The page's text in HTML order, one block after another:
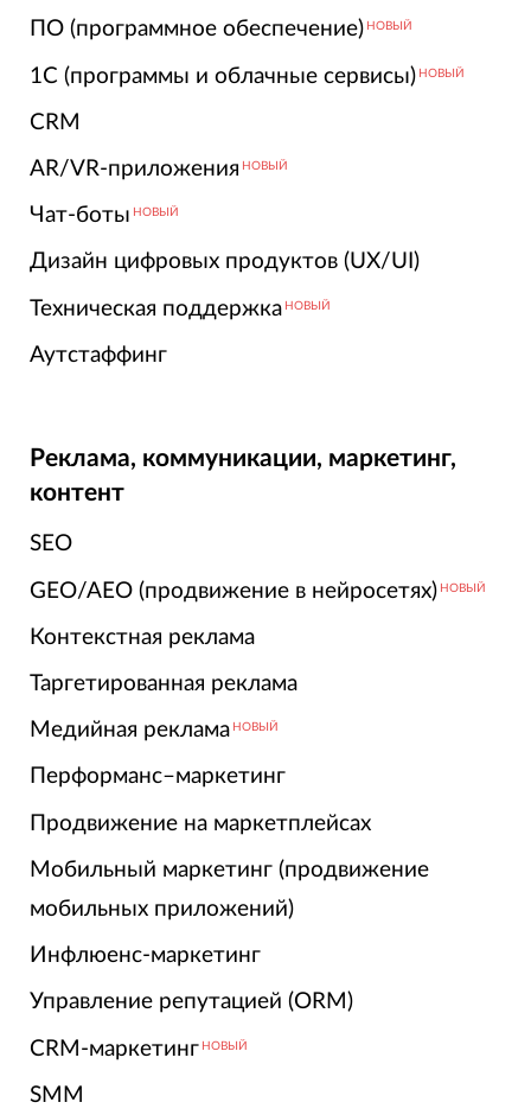
ПО (программное обеспечение) НОВЫЙ
1С (программы и облачные сервисы) НОВЫЙ
CRM
AR/VR-приложения НОВЫЙ
Чат-боты НОВЫЙ
Дизайн цифровых продуктов (UX/UI)
Техническая поддержка НОВЫЙ
Аутстаффинг
Реклама, коммуникации, маркетинг,
контент
SEO
GEO/AEO (продвижение в нейросетях) НОВЫЙ
Контекстная реклама
Таргетированная реклама
Медийная реклама НОВЫЙ
Перформанс–маркетинг
Продвижение на маркетплейсах
Мобильный маркетинг (продвижение
мобильных приложений)
Инфлюенс-маркетинг
Управление репутацией (ORM)
CRM-маркетинг НОВЫЙ
SMM